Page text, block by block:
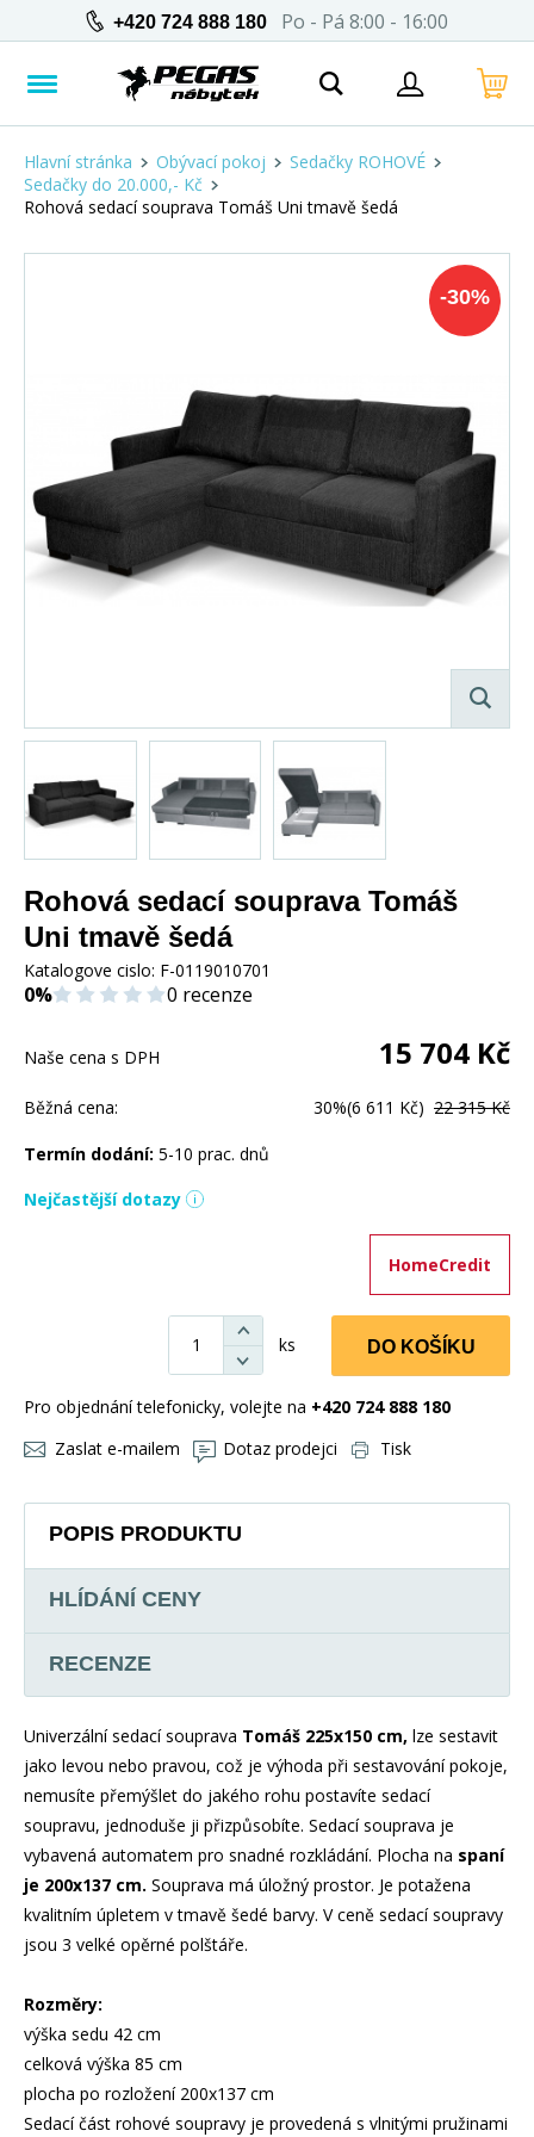
+420 724 888 180 Po - Pá 8:00 - 16:00
Hlavní stránka Obývací pokoj
Sedačky ROHOVÉ
Sedačky do 20.000,- Kč
Rohová sedací souprava Tomáš Uni tmavě šedá
-30%
Rohová sedací souprava Tomáš
Uni tmavě šedá
Katalogove cislo: F-0119010701
0% 0 recenze
Naše cena s DPH 15 704 Kč
Běžná cena: 30%(6 611 Kč) 22 315 Kč
Termín dodání: 5-10 prac. dnů
Nejčastější dotazy
HomeCredit
ks DO KOŠÍKU
Pro objednání telefonicky, volejte na +420 724 888 180
Zaslat e-mailem
Dotaz prodejci Tisk
POPIS PRODUKTU
HLÍDÁNÍ CENY
RECENZE
Univerzální sedací souprava Tomáš 225x150 cm, lze sestavit
jako levou nebo pravou, což je výhoda při sestavování pokoje,
nemusíte přemýšlet do jakého rohu postavíte sedací
soupravu, jednoduše ji přizpůsobíte. Sedací souprava je
vybavená automatem pro snadné rozkládání. Plocha na spaní
je 200x137 cm. Souprava má úložný prostor. Je potažena
kvalitním úpletem v tmavě šedé barvy. V ceně sedací soupravy
jsou 3 velké opěrné polštáře.
Rozměry:
výška sedu 42 cm
celková výška 85 cm
plocha po rozložení 200x137 cm
Sedací část rohové soupravy je provedená s vlnitými pružinami